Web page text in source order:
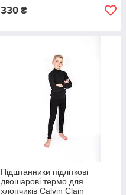
330 ₴
Підштанники підліткові
двошарові термо для
хлопчиків Calvin Clain